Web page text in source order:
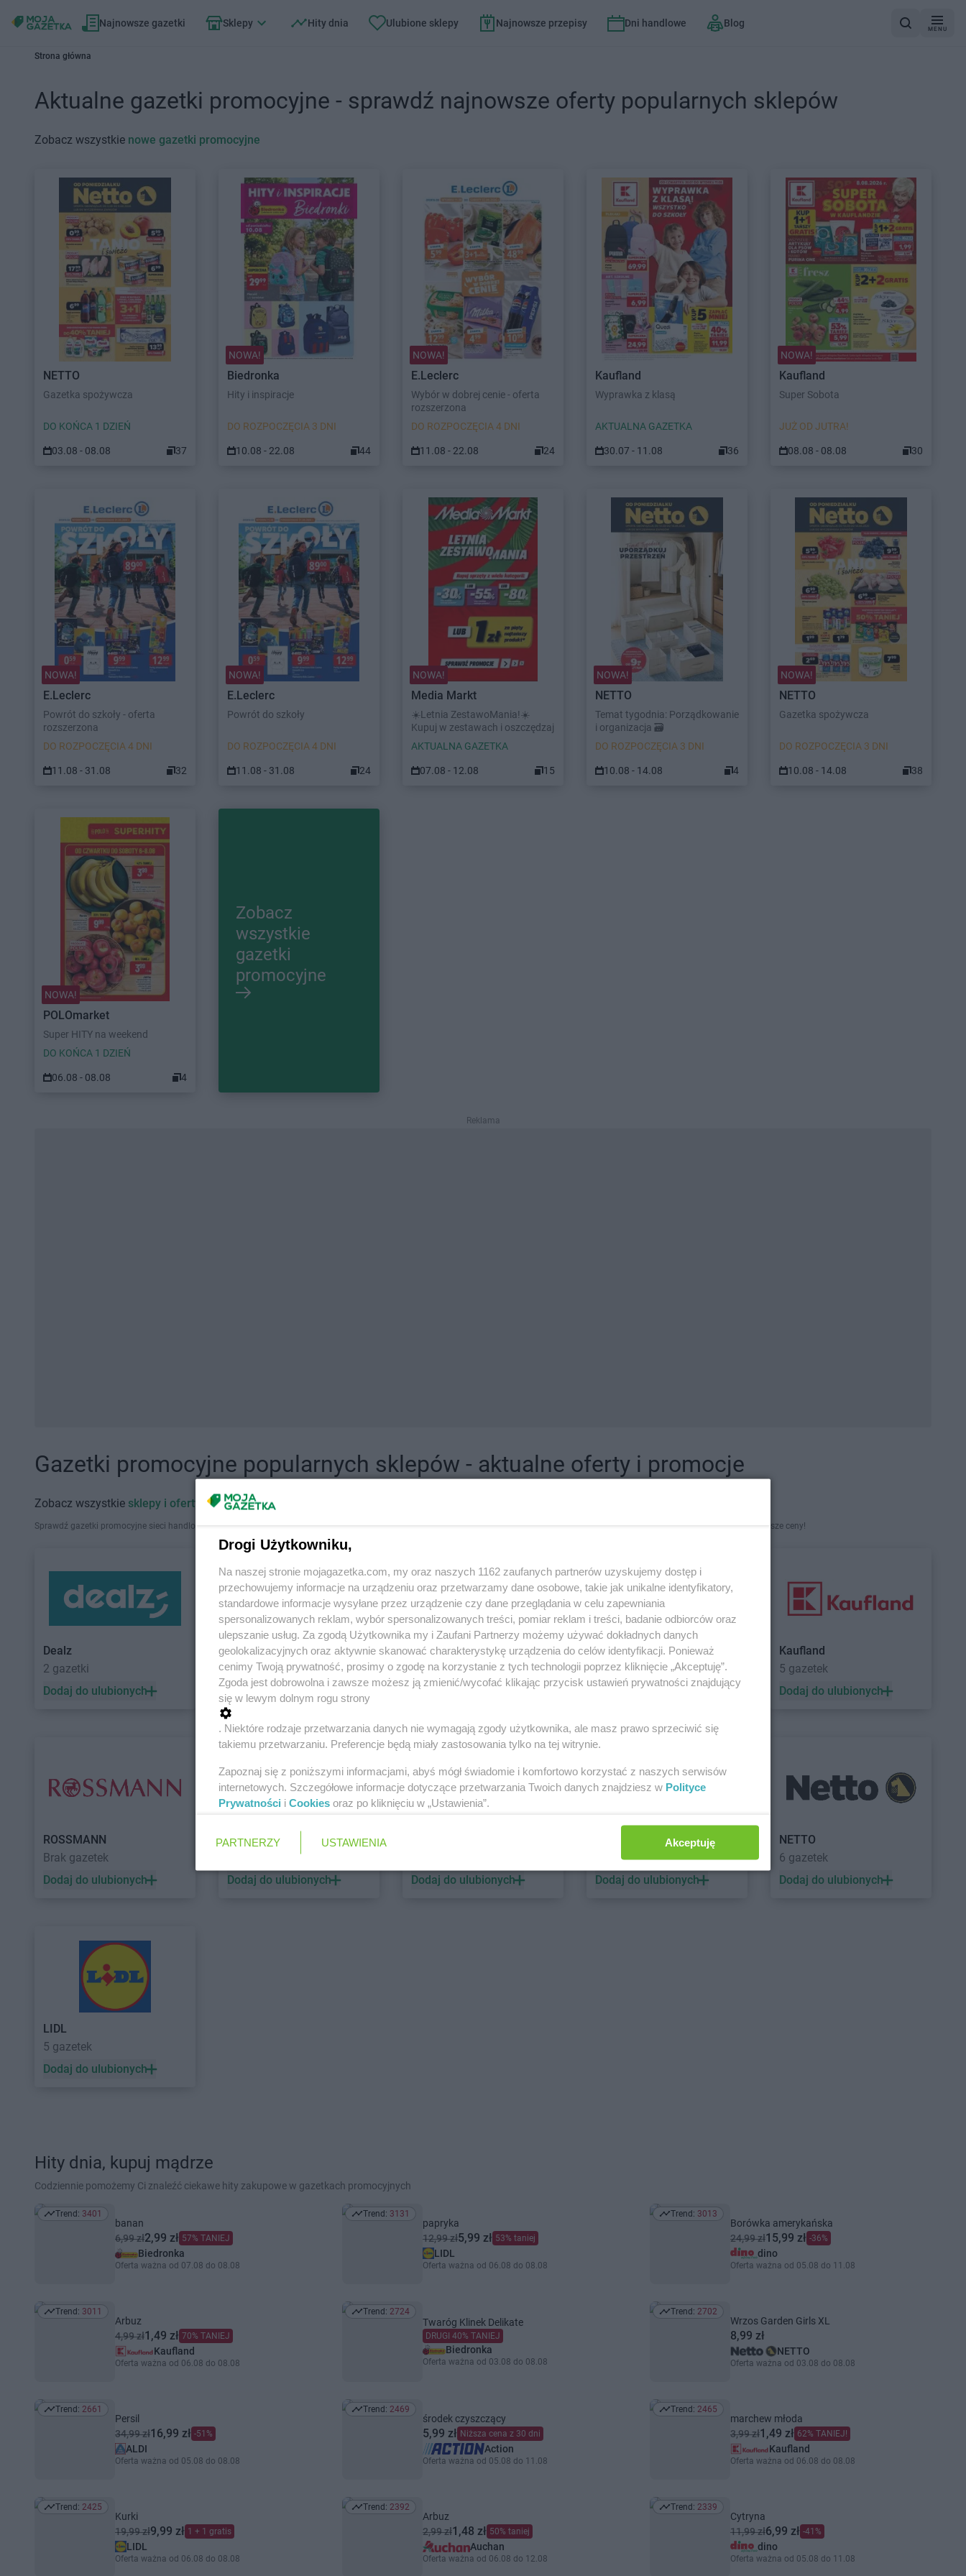
Najnowsze gazetki Sklepy Hity dnia Ulubione sklepy Najnowsze przepisy Dni handlowe Blog
MENU
Strona główna
Aktualne gazetki promocyjne - sprawdź najnowsze oferty popularnych sklepów
Zobacz wszystkie nowe gazetki promocyjne
NETTO
Gazetka spożywcza
DO KOŃCA 1 DZIEŃ
03.08 - 08.08 37
NOWA!
Biedronka
Hity i inspiracje
DO ROZPOCZĘCIA 3 DNI
10.08 - 22.08 44
NOWA!
E.Leclerc
Wybór w dobrej cenie - oferta
rozszerzona
DO ROZPOCZĘCIA 4 DNI
11.08 - 22.08 24
Kaufland
Wyprawka z klasą
AKTUALNA GAZETKA
30.07 - 11.08 36
NOWA!
Kaufland
Super Sobota
JUŻ OD JUTRA!
08.08 - 08.08 30
NOWA!
E.Leclerc
Powrót do szkoły - oferta
rozszerzona
DO ROZPOCZĘCIA 4 DNI
11.08 - 31.08 32
NOWA!
E.Leclerc
Powrót do szkoły
DO ROZPOCZĘCIA 4 DNI
11.08 - 31.08 24
NOWA!
Media Markt
☀️Letnia ZestawoMania!☀️
Kupuj w zestawach i oszczędzaj
AKTUALNA GAZETKA
07.08 - 12.08 15
NOWA!
NETTO
Temat tygodnia: Porządkowanie
i organizacja 🗃️
DO ROZPOCZĘCIA 3 DNI
10.08 - 14.08 4
NOWA!
NETTO
Gazetka spożywcza
DO ROZPOCZĘCIA 3 DNI
10.08 - 14.08 38
NOWA!
POLOmarket
Super HITY na weekend
DO KOŃCA 1 DZIEŃ
06.08 - 08.08 4
Zobacz
wszystkie
gazetki
promocyjne
Reklama
Gazetki promocyjne popularnych sklepów - aktualne oferty i promocje
Zobacz wszystkie sklepy i oferty promocyjne
Sprawdź gazetki promocyjne sieci handlowych, które działają w Polsce. Znajdziesz tutaj sklepy należące do lokalnych sieci oraz duże, znane super- i hipermarkety. Najlepsze promocje i najniższe ceny!
Dealz
2 gazetki
Dodaj do ulubionych
POLOmarket
11 gazetek
Dodaj do ulubionych
PEPCO
1 gazetka
Dodaj do ulubionych
dino
2 gazetki
Dodaj do ulubionych
Kaufland
5 gazetek
Dodaj do ulubionych
ROSSMANN
Brak gazetek
Dodaj do ulubionych
Auchan
Dodaj do ulubionych
Dodaj do ulubionych
12 gazetek
Dodaj do ulubionych
NETTO
6 gazetek
Dodaj do ulubionych
LIDL
5 gazetek
Dodaj do ulubionych
Hity dnia, kupuj mądrze
Codziennie pomożemy Ci znaleźć ciekawe hity zakupowe w gazetkach promocyjnych
Trend: 3401
Trend: 3401
banan
6,99 zł2,99 zł 57% TANIEJ
Biedronka
Oferta ważna od 07.08 do 08.08
Trend: 3131
Trend: 3131
papryka
12,99 zł5,99 zł 53% taniej
LIDL
Oferta ważna od 06.08 do 08.08
Trend: 3013
Trend: 3013
Borówka amerykańska
24,99 zł15,99 zł -36%
dino
Oferta ważna od 05.08 do 11.08
Trend: 3011
Trend: 3011
Arbuz
4,99 zł1,49 zł 70% TANIEJ
Kaufland
Oferta ważna od 06.08 do 08.08
Trend: 2724
Trend: 2724
Twaróg Klinek Delikate
DRUGI 40% TANIEJ
Biedronka
Oferta ważna od 03.08 do 08.08
Trend: 2702
Trend: 2702
Wrzos Garden Girls XL
8,99 zł
NETTO
Oferta ważna od 03.08 do 08.08
Trend: 2661
Trend: 2661
Persil
34,99 zł16,99 zł -51%
ALDI
Oferta ważna od 05.08 do 08.08
Trend: 2469
Trend: 2469
środek czyszczący
5,99 zł Niższa cena z 30 dni
Action
Oferta ważna od 05.08 do 11.08
Trend: 2465
Trend: 2465
marchew młoda
3,99 zł1,49 zł 62% TANIEJ!
Kaufland
Oferta ważna od 06.08 do 08.08
Trend: 2425
Trend: 2425
Kurki
19,99 zł9,99 zł 1 + 1 gratis
LIDL
Oferta ważna od 06.08 do 08.08
Trend: 2392
Trend: 2392
Arbuz
2,99 zł1,48 zł 50% taniej
Auchan
Oferta ważna od 06.08 do 12.08
Trend: 2339
Trend: 2339
Cytryna
11,99 zł6,99 zł -41%
dino
Oferta ważna od 05.08 do 11.08
Drogi Użytkowniku,
Na naszej stronie mojagazetka.com, my oraz naszych 1162 zaufanych partnerów uzyskujemy dostęp i
przechowujemy informacje na urządzeniu oraz przetwarzamy dane osobowe, takie jak unikalne identyfikatory,
standardowe informacje wysyłane przez urządzenie czy dane przeglądania w celu zapewniania
spersonalizowanych reklam, wybór spersonalizowanych treści, pomiar reklam i treści, badanie odbiorców oraz
ulepszanie usług. Za zgodą Użytkownika my i Zaufani Partnerzy możemy używać dokładnych danych
geolokalizacyjnych oraz aktywnie skanować charakterystykę urządzenia do celów identyfikacji. Ponieważ
cenimy Twoją prywatność, prosimy o zgodę na korzystanie z tych technologii poprzez kliknięcie „Akceptuję”.
Zgoda jest dobrowolna i zawsze możesz ją zmienić/wycofać klikając przycisk ustawień prywatności znajdujący
się w lewym dolnym rogu strony
. Niektóre rodzaje przetwarzania danych nie wymagają zgody użytkownika, ale masz prawo sprzeciwić się
takiemu przetwarzaniu. Preferencje będą miały zastosowania tylko na tej witrynie.
Zapoznaj się z poniższymi informacjami, abyś mógł świadomie i komfortowo korzystać z naszych serwisów
internetowych. Szczegółowe informacje dotyczące przetwarzania Twoich danych znajdziesz w Polityce
Prywatności i Cookies oraz po kliknięciu w „Ustawienia”.
PARTNERZY USTAWIENIA Akceptuję